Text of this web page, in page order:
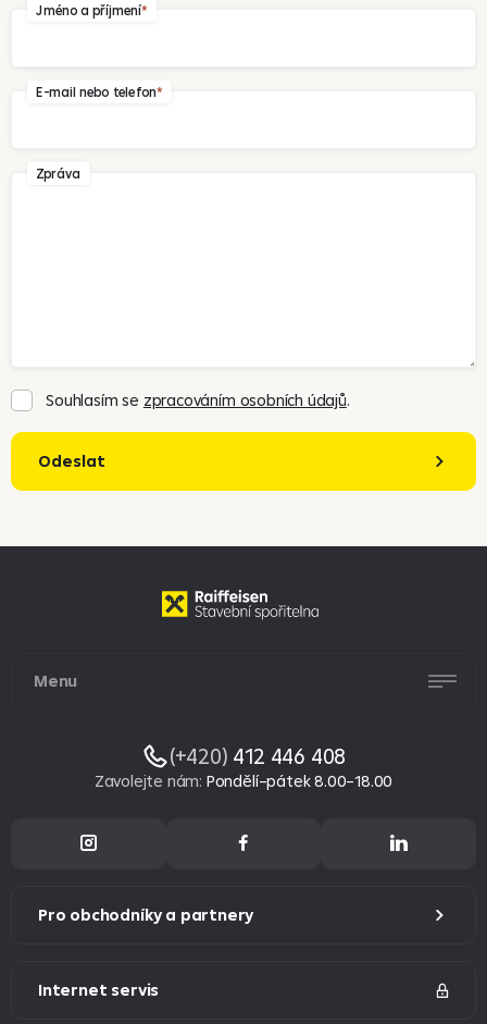
Jméno a příjmení
E-mail nebo telefon
Zpráva
Souhlasím se zpracováním osobních údajů.
Odeslat
Menu
(+420) 412 446 408
Zavolejte nám: Pondělí–pátek 8.00–18.00
Pro obchodníky a partnery
Internet servis